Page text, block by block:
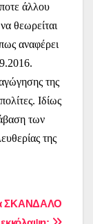
άλλου
θεωρείται
αναφέρει
της
Ιδίως
των
της
ΣΚΑΝΔΑΛΟ